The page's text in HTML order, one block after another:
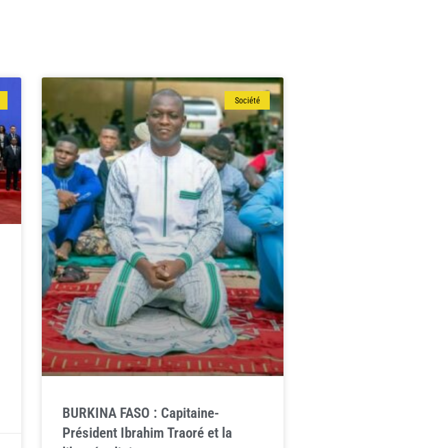
Société
BURKINA FASO : Capitaine-
Président Ibrahim Traoré et la